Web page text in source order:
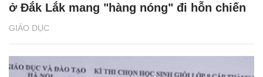
GIÁO DỤC
ở Đắk Lắk mang "hàng nóng" đi hỗn chiến